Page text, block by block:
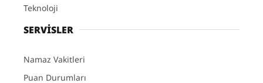
Teknoloji
SERVİSLER
Namaz Vakitleri
Puan Durumları